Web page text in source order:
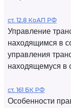
ст. 12.8 КоАП РФ
Управление
находящимся в
управления
находящемуся в
ст. 161 БК РФ
Особенности